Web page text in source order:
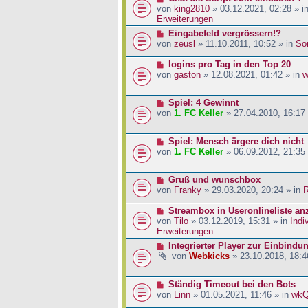
a
g
i
t
r
a
g
r
B
e
t
r
a
g
e
u
e
B
e
t
a
g
von king2810 » 03.12.2021, 02:28 » in
Erweiterungen
N
e
e
r
e
t
a
g
Eingabefeld vergrössern!?
von zeusl » 11.10.2011, 10:52 » in
N
e
e
B
i
r
g
logins pro Tag in den Top 20
von gaston » 12.08.2021, 01:42 » in
N
e
e
B
i
r
a
g
Spiel: 4 Gewinnt
von 1. FC Keller » 27.04.2010, 16:17
N
e
e
B
e
t
r
a
g
Spiel: Mensch ärgere dich nicht
von 1. FC Keller » 06.09.2012, 21:35
N
e
e
r
B
e
t
a
g
Gruß und wunschbox
von Franky » 29.03.2020, 20:24 » in
N
e
u
e
B
t
Streambox in Useronlineliste
von Tilo » 03.12.2019, 15:31 » in
Erweiterungen
N
e
e
B
Integrierter Player zur
von Webkicks » 23.10.2018,
N
e
Ständig Timeout bei den Bots
von Linn » 01.05.2021, 11:46 » in